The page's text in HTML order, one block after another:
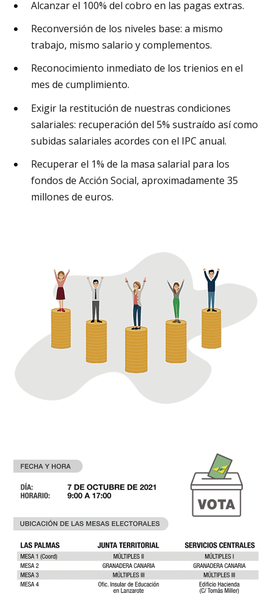
Alcanzar el 100% del cobro en las pagas extras.
Reconversión de los niveles base: a mismo
trabajo, mismo salario y complementos.
Reconocimiento inmediato de los trienios en el
mes de cumplimiento.
Exigir la restitución de nuestras condiciones
salariales: recuperación del 5% sustraído así como
subidas salariales acordes con el IPC anual.
Recuperar el 1% de la masa salarial para los
fondos de Acción Social, aproximadamente 35
millones de euros.